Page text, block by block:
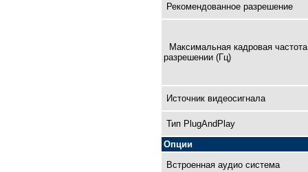
Рекомендованное разрешение
Максимальная кадровая
разрешении (Гц)
Источник видеосигнала
Тип PlugAndPlay
Опции
Встроенная аудио система